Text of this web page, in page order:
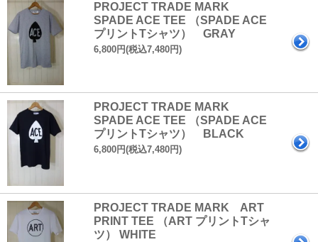
PROJECT TRADE MARK
SPADE ACE TEE （SPADE ACE
プリントTシャツ） GRAY
6,800円(税込7,480円)
PROJECT TRADE MARK
SPADE ACE TEE （SPADE ACE
プリントTシャツ） BLACK
6,800円(税込7,480円)
PROJECT TRADE MARK ART
PRINT TEE （ART プリントTシャ
ツ） WHITE